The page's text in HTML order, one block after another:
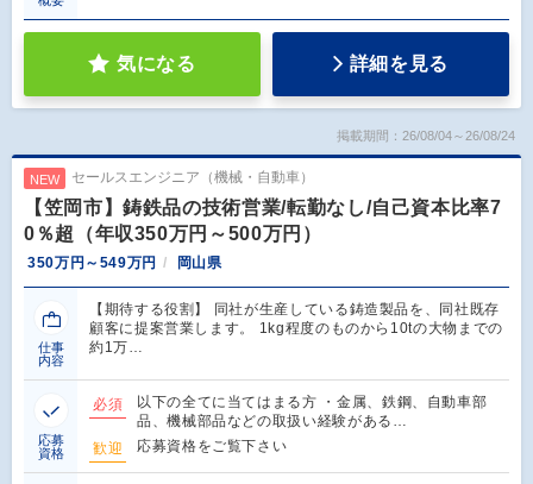
気になる 詳細を見る
掲載期間：26/08/04～26/08/24
NEW セールスエンジニア（機械・自動車）
【笠岡市】鋳鉄品の技術営業/転勤なし/自己資本比率7
0％超（年収350万円～500万円）
350万円～549万円 岡山県
仕事
内容
【期待する役割】 同社が生産している鋳造製品を、同社既存
顧客に提案営業します。 1kg程度のものから10tの大物までの
約1万…
応募
資格
必須
以下の全てに当てはまる方 ・金属、鉄鋼、自動車部
品、機械部品などの取扱い経験がある…
歓迎
応募資格をご覧下さい